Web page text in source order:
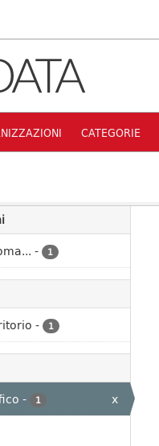
CATEGORIE
- 1
- 1
- 1
x